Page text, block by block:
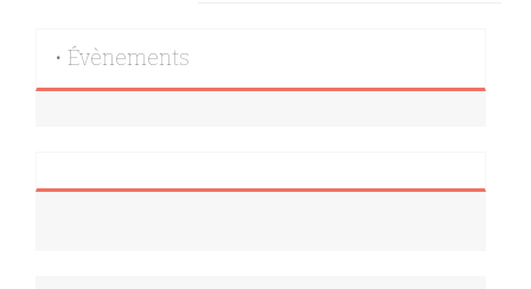
• Évènements